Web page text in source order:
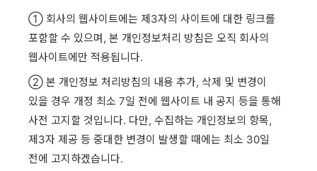
① 회사의 웹사이트에는 제3자의 사이트에 대한 링크를
포함할 수 있으며, 본 개인정보처리 방침은 오직 회사의
웹사이트에만 적용됩니다.
② 본 개인정보 처리방침의 내용 추가, 삭제 및 변경이
있을 경우 개정 최소 7일 전에 웹사이트 내 공지 등을 통해
사전 고지할 것입니다. 다만, 수집하는 개인정보의 항목,
제3자 제공 등 중대한 변경이 발생할 때에는 최소 30일
전에 고지하겠습니다.